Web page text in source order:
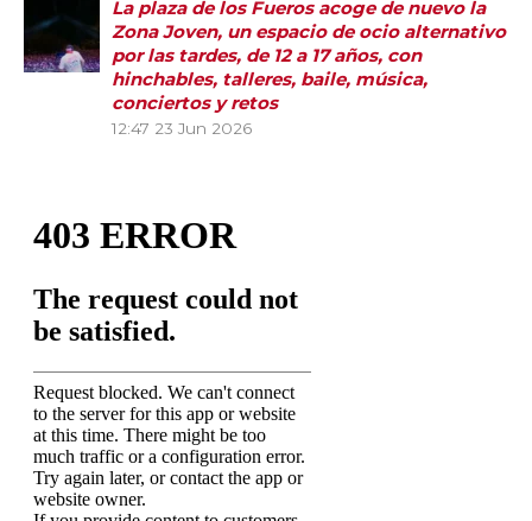
La plaza de los Fueros acoge de nuevo la
Zona Joven, un espacio de ocio alternativo
por las tardes, de 12 a 17 años, con
hinchables, talleres, baile, música,
conciertos y retos
12:47 23 Jun 2026